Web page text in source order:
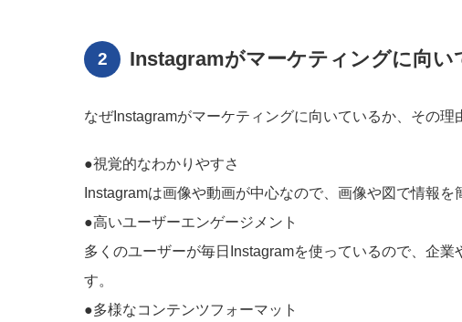
Instagramがマーケティングに向い
なぜInstagramがマーケティングに向いているか、その理
●視覚的なわかりやすさ
Instagramは画像や動画が中心なので、画像や図で情報を
●高いユーザーエンゲージメント
多くのユーザーが毎日Instagramを使っているので、企
す。
●多様なコンテンツフォーマット